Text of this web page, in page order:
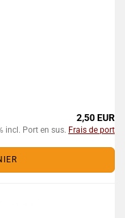
2,50 EUR
incl. Port en sus. Frais de port